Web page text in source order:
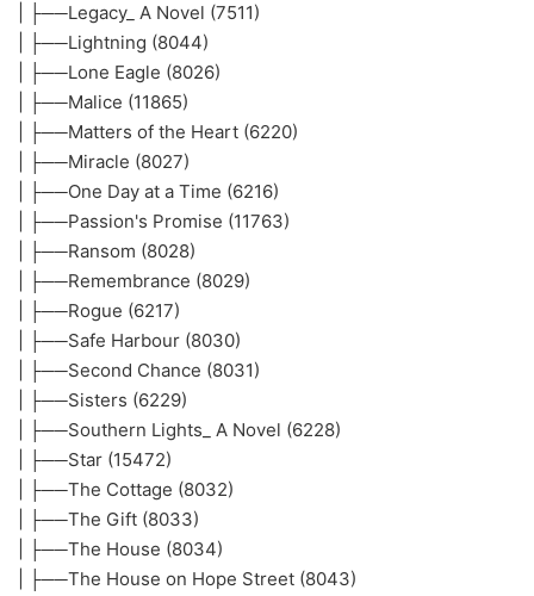
| ├──Legacy_ A Novel (7511)
| ├──Lightning (8044)
| ├──Lone Eagle (8026)
| ├──Malice (11865)
| ├──Matters of the Heart (6220)
| ├──Miracle (8027)
| ├──One Day at a Time (6216)
| ├──Passion's Promise (11763)
| ├──Ransom (8028)
| ├──Remembrance (8029)
| ├──Rogue (6217)
| ├──Safe Harbour (8030)
| ├──Second Chance (8031)
| ├──Sisters (6229)
| ├──Southern Lights_ A Novel (6228)
| ├──Star (15472)
| ├──The Cottage (8032)
| ├──The Gift (8033)
| ├──The House (8034)
| ├──The House on Hope Street (8043)